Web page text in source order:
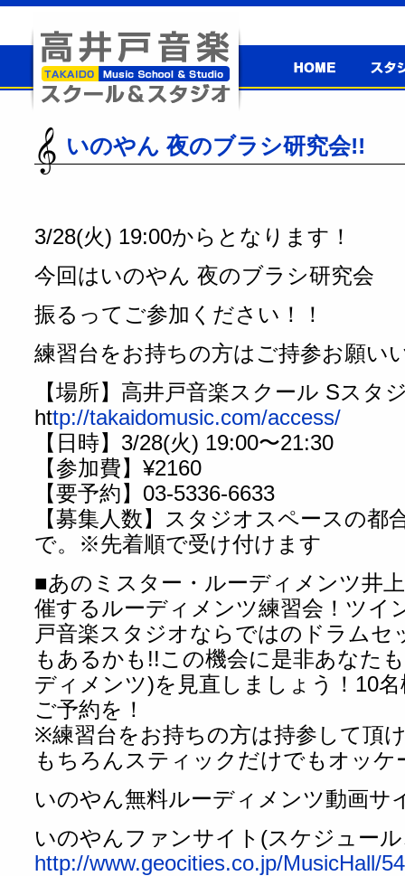
高井戸音楽スクール＆スタジオ
スタジオ
いのやん 夜のブラシ研究会!!
3/28(火) 19:00からとなります！
今回はいのやん 夜のブラシ研究会
振るってご参加ください！！
練習台をお持ちの方はご持参お願い
【場所】高井戸音楽スクール Sスタ
http://takaidomusic.com/access/
【日時】3/28(火) 19:00〜21:30
【参加費】¥2160
【要予約】03-5336-6633
【募集人数】スタジオスペースの都
で。※先着順で受け付けます
■あのミスター・ルーディメンツ井
催するルーディメンツ練習会！ツイ
戸音楽スタジオならではのドラムセ
もあるかも!!この機会に是非あなた
ディメンツ)を見直しましょう！10
ご予約を！
※練習台をお持ちの方は持参して頂
もちろんスティックだけでもオッケ
いのやん無料ルーディメンツ動画サ
いのやんファンサイト(スケジュー
http://www.geocities.co.jp/MusicHall/